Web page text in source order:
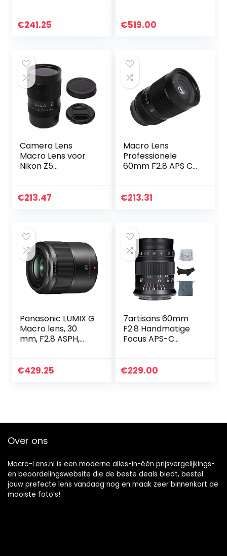
Focusing Grote
€241.25
100 mm
€519.00
Camera Lens
Macro Lens voor
Nikon Z5
Camera Lens
Focus…
€213.47
Macro Lens
Professionele
60mm F2.8 APS C
Vergroting
€213.31
Panasonic LUMIX G
Macro lens, 30
mm, F2.8 ASPH,
Optical I.S, H-
€429.25
7artisans 60mm
F2.8 Handmatige
Focus APS-C
Derde Mount MFT
€229.00
Over ons
Macro-Lens.nl is een moderne alles-in-één prijsvergelijkings-
en beoordelingswebsite die de beste deals biedt, bestel
jouw prefecte lens vandaag nog en maak zeer binnenkort de
mooiste foto’s!